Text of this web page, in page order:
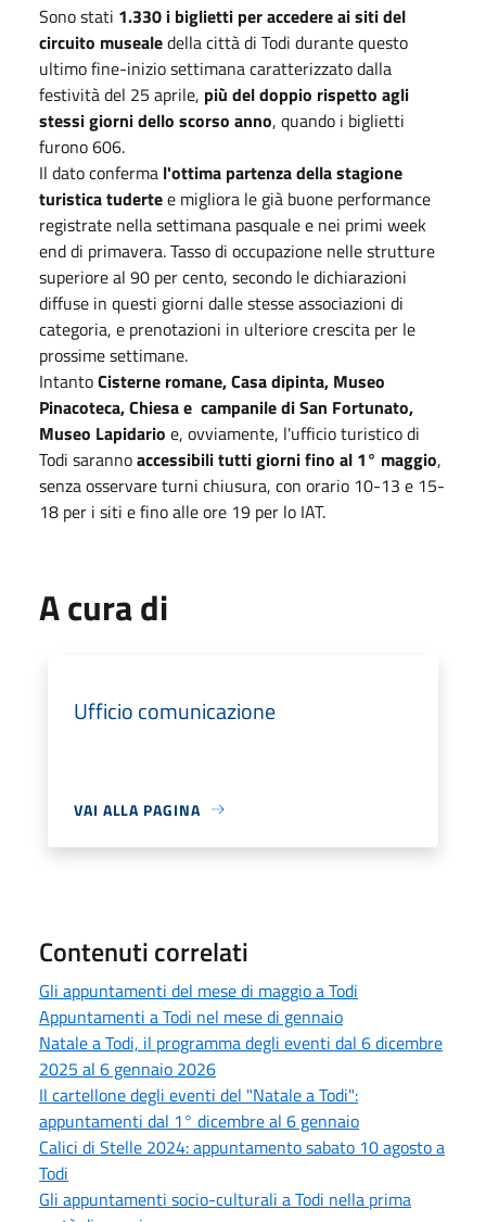
Sono stati 1.330 i biglietti per accedere ai siti del
circuito musealedella città di Todi durante questo
ultimo fine-inizio settimana caratterizzato dalla
festività del 25 aprile, più del doppio rispetto agli
stessi giorni dello scorso anno, quando i biglietti
furono 606.
Il dato conferma l'ottima partenza della stagione
turistica tudertee migliora le già buone performance
registrate nella settimana pasquale e nei primi week
end di primavera. Tasso di occupazione nelle strutture
superiore al 90 per cento, secondo le dichiarazioni
diffuse in questi giorni dalle stesse associazioni di
categoria, e prenotazioni in ulteriore crescita per le
prossime settimane.
IntantoCisterne romane, Casa dipinta, Museo
Pinacoteca, Chiesa e campanile di San Fortunato,
Museo Lapidario e, ovviamente, l'ufficio turistico di
Todi sarannoaccessibili tutti giorni fino al 1° maggio,
senza osservare turni chiusura, con orario 10-13 e 15-
18 per i siti e fino alle ore 19 per lo IAT.
A cura di
Ufficio comunicazione
VAI ALLA PAGINA
Contenuti correlati
Gli appuntamenti del mese di maggio a Todi
Appuntamenti a Todi nel mese di gennaio
Natale a Todi, il programma degli eventi dal 6 dicembre
2025 al 6 gennaio 2026
Il cartellone degli eventi del "Natale a Todi":
appuntamenti dal 1° dicembre al 6 gennaio
Calici di Stelle 2024: appuntamento sabato 10 agosto a
Todi
Gli appuntamenti socio-culturali a Todi nella prima